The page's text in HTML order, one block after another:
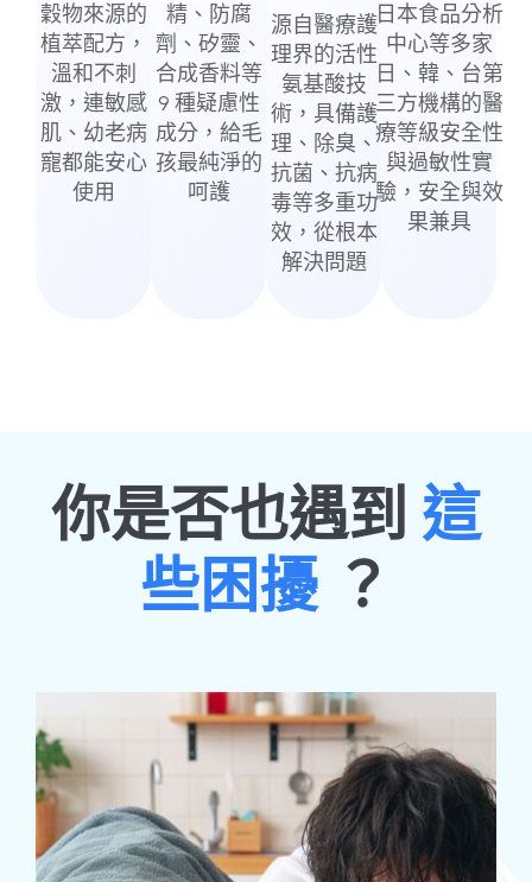
穀物來源的
植萃配方，
溫和不刺
激，連敏感
肌、幼老病
寵都能安心
使用
精、防腐
劑、矽靈、
合成香料等
9 種疑慮性
成分，給毛
孩最純淨的
呵護
源自醫療護
理界的活性
氨基酸技
術，具備護
理、除臭、
抗菌、抗病
毒等多重功
效，從根本
解決問題
日本食品分析
中心等多家
日、韓、台第
三方機構的醫
療等級安全性
與過敏性實
驗，安全與效
果兼具
你是否也遇到 這
些困擾？